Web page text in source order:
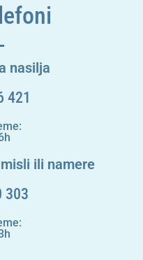
nasilja
421
ili namere
303